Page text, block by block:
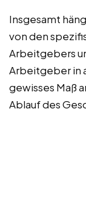
Insgesamt
von den
Arbeitgebers
Arbeitgeber in
gewisses Maß
Ablauf des